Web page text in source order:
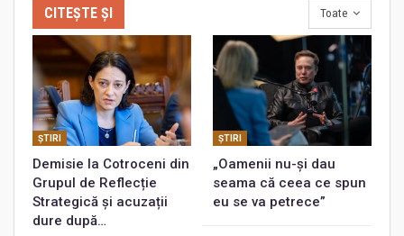
Toate
CITEȘTE ȘI
ŞTIRI
Demisie la Cotroceni din
Grupul de Reflecție
Strategică și acuzații
dure după…
ŞTIRI
„Oamenii nu-și dau
seama că ceea ce spun
eu se va petrece”